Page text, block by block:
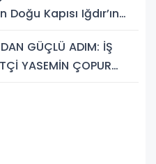
Kapısı Iğdır’ın
GÜÇLÜ ADIM: İŞ
YASEMİN ÇOPUR